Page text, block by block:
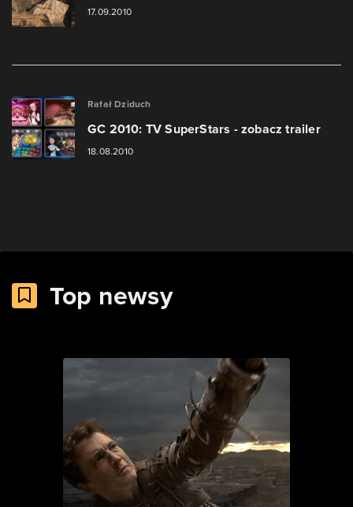
17.09.2010
Rafał Dziduch
GC 2010: TV SuperStars - zobacz trailer
18.08.2010
Top newsy